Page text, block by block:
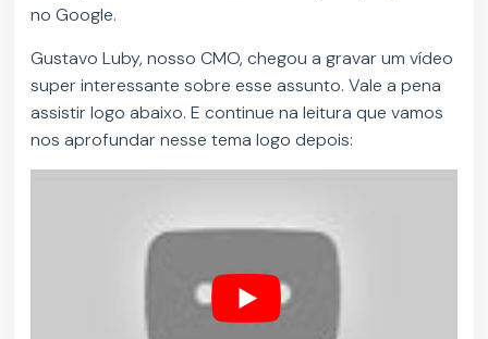
no Google.
Gustavo Luby, nosso CMO, chegou a gravar um vídeo
super interessante sobre esse assunto. Vale a pena
assistir logo abaixo. E continue na leitura que vamos
nos aprofundar nesse tema logo depois: